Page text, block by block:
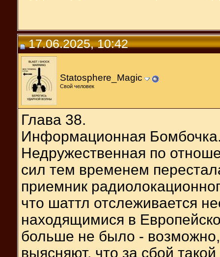
17.06.2025, 10:42
Statosphere_Magic
Свой человек
Глава 38.
Информационная
Недружественная по
сил тем временем
приемник
что шаттл отслеживается
находящимися в
больше не было -
выясняют, что за сбой